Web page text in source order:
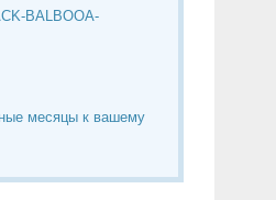
BALBOOA-
месяцы к вашему